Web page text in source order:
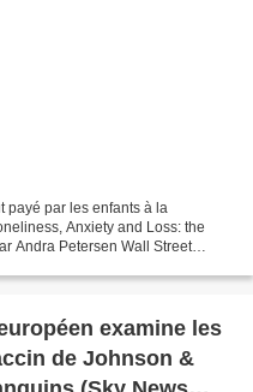
payé par les enfants à la
Anxiety and Loss: the
Andra Petersen Wall Street
examine les
de Johnson &